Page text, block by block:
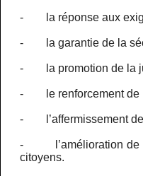
- la réponse aux
- la garantie de la
- la promotion de la
- le renforcement de
- l’affermissement de
- l’amélioration de la
citoyens.